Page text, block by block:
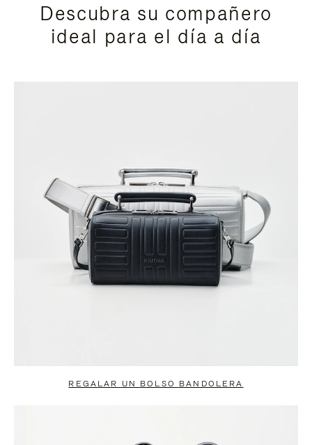
Descubra su compañero
ideal para el día a día
REGALAR UN BOLSO BANDOLERA